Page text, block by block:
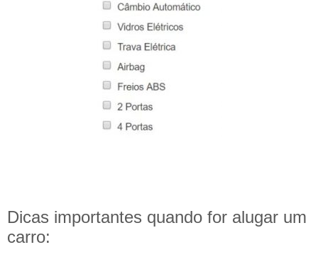
Dicas importantes quando for alugar um
carro: